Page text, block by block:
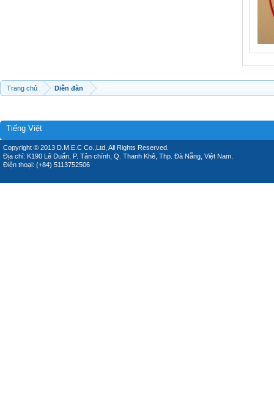
Trang chủ Diễn đàn
Tiếng Việt
Copyright © 2013 D.M.E.C Co.,Ltd, All Rights Reserved.
Địa chỉ: K190 Lê Duẩn, P. Tân chính, Q. Thanh Khê, Thp. Đà Nẵng, Việt Nam.
Điện thoại: (+84) 5113752506